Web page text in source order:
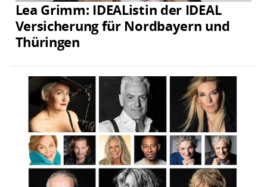
Lea Grimm: IDEAListin der IDEAL
Versicherung für Nordbayern und
Thüringen